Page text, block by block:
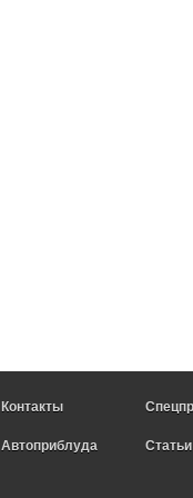
Контакты
Автоприблуда Статьи